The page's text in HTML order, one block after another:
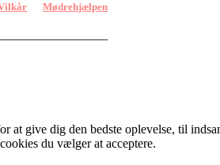
ogMødrehjælpen
at give dig den bedste oplevelse, til
du vælger at acceptere.